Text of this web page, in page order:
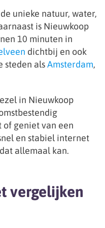
unieke natuur, water,
is Nieuwkoop
10 minuten in
dichtbij en ook
steden alsAmsterdam,
in Nieuwkoop
geniet van een
en stabiel internet
allemaal kan.
vergelijken